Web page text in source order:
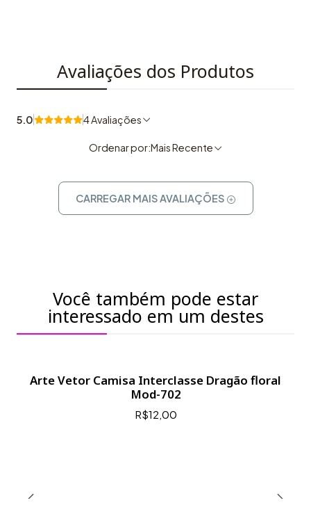
Avaliações dos Produtos
5.0 4 Avaliações
Ordenar por:Mais Recente
CARREGAR MAIS AVALIAÇÕES
Você também pode estar
interessado em um destes
Arte Vetor Camisa Interclasse Dragão floral
Mod-702
R$12,00